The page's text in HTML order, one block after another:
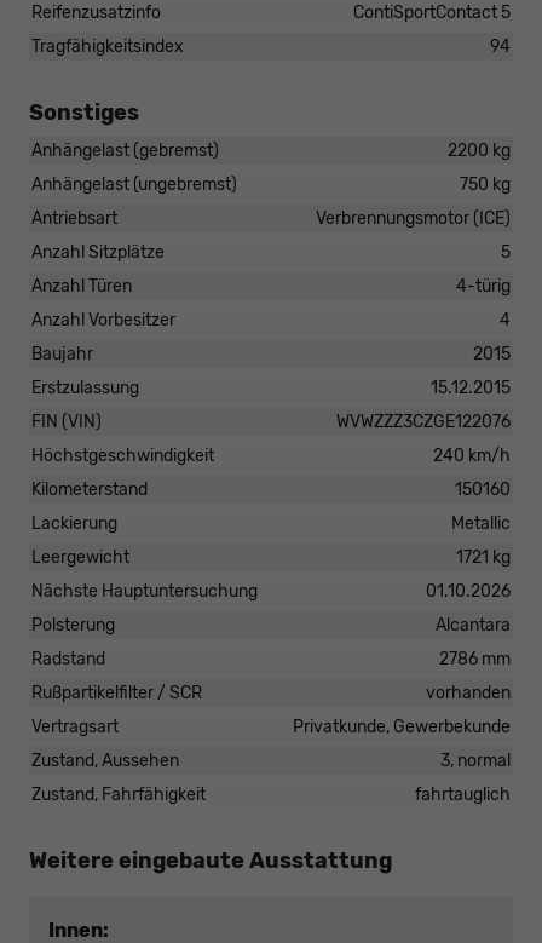
Reifenzusatzinfo
ContiSportContact 5
Tragfähigkeitsindex
94
Sonstiges
Anhängelast (gebremst)
2200 kg
Anhängelast (ungebremst)
750 kg
Antriebsart
Verbrennungsmotor (ICE)
Anzahl Sitzplätze
5
Anzahl Türen
4-türig
Anzahl Vorbesitzer
4
Baujahr
2015
Erstzulassung
15.12.2015
FIN (VIN)
WVWZZZ3CZGE122076
Höchstgeschwindigkeit
240 km/h
Kilometerstand
150160
Lackierung
Metallic
Leergewicht
1721 kg
Nächste Hauptuntersuchung
01.10.2026
Polsterung
Alcantara
Radstand
2786 mm
Rußpartikelfilter / SCR
vorhanden
Vertragsart
Privatkunde, Gewerbekunde
Zustand, Aussehen
3, normal
Zustand, Fahrfähigkeit
fahrtauglich
Weitere eingebaute Ausstattung
Innen: